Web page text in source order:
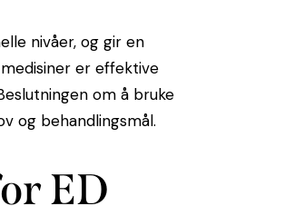
nivåer, og gir en
er effektive
om å bruke
og behandlingsmål.
ED